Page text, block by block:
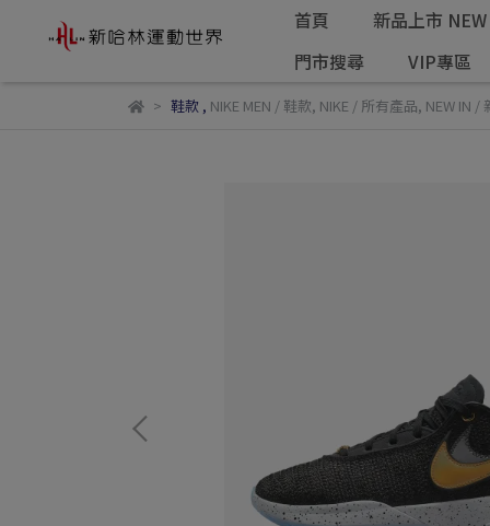
首頁
新品上市
門市搜尋
VIP專區
鞋款 , NIKE MEN / 鞋款, NIKE / 所有產品, NEW IN /